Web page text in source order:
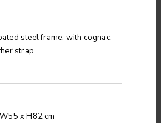
steel frame, with cognac,
strap
x H82 cm